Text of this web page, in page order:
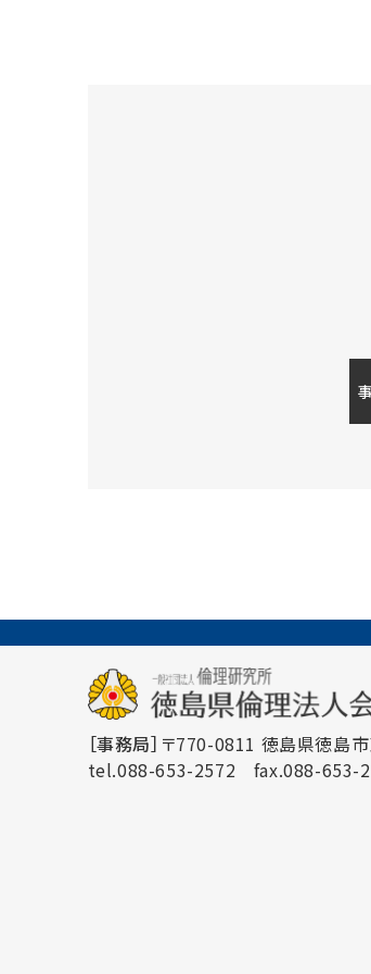
［事務局］ 〒770-0811 徳島県徳島
tel.088-653-2572 fax.088-653-